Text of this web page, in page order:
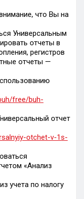
что Вы на
Универсальным
отчеты в
регистров
отчеты —
free/buh-
отчет
otchet-v-1s-
«Анализ
учета по налогу